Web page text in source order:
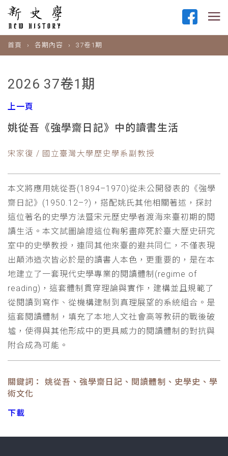
首頁 各期內容 37卷1期
2026 37卷1期
上一頁
姚從吾《強學齋日記》中的讀書生活
宋家復 / 國立臺灣大學歷史學系副教授
本文將應用姚從吾(1894–1970)從未公開發表的《強學
齋日記》(1950.12–?)，搭配姚氏其他相關著述，探討
這位著名的史學方法暨宋元歷史學者渡海來臺初期的閱
讀生活。本文試圖論證這位鞠躬盡瘁死於臺大歷史研究
室中的史學教授，連同其他來臺的避共同仁，不僅表現
出顛沛造次皆必於是的讀書人本色，更重要的，是在本
地建立了一套現代史學專業的閱讀體制(regime of
reading)，這套體制貫穿理論與實作，建構並且規範了
從閱讀到寫作、從機構建制到真理展望的系統組合。是
這套閱讀體制，填充了本地人文社會高等教研的戰後破
墟，使得與其他形成中的更具威力的閱讀體制的對抗與
附合成為可能。
關鍵詞： 姚從吾、強學齋日記、閱讀體制、史學史、學
術文化
下載